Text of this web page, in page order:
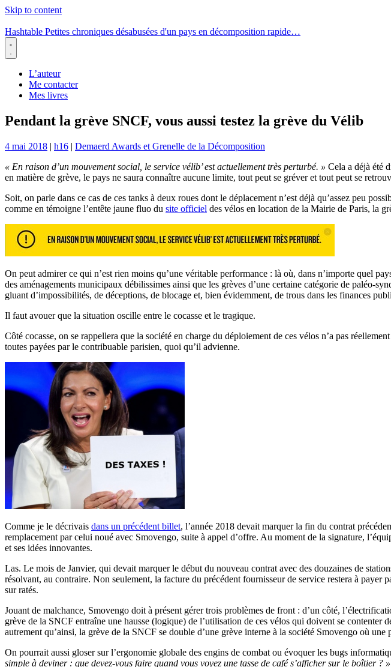
Skip to content
Hashtable Petites chroniques désabusées d'un pays en décomposition rapide…
Menu
L’auteur
Me contacter
Mes livres
Pendant la grève SNCF, vous aussi testez la grève du Vélib
4 mai 2018 | h16 | Demaerd Awards et Grenelle de la Décomposition
« En raison d’un mouvement social, le service vélib’ est actuellement très perturbé. » Cela a déjà été
en matière de grève, le pays ne saura connaître aucune limite, tout peut se gréver et tout peut se
Soit, on parle dans ce cas de ces tanks à deux roues dont le déplacement n’est déjà qu’assez peu
comme en témoigne l’entête jaune fluo du site officiel des vélos en location de la Mairie de Paris, la
On peut admirer ce qui n’est rien moins qu’une véritable performance : là où, dans n’importe quel
des aménagements municipaux débilissimes ainsi que les grèves d’une certaine catégorie de paléo-
gluant d’impossibilités, de déceptions, de blocage et, bien évidemment, de trous dans les finances
Il faut avouer que la situation oscille entre le cocasse et le tragique.
Côté cocasse, on se rappellera que la société en charge du déploiement de ces vélos n’a pas
toutes payées par le contribuable parisien, quoi qu’il advienne.
Comme je le décrivais dans un précédent billet, l’année 2018 devait marquer la fin du contrat
remplacement par celui noué avec Smovengo, suite à appel d’offre. Au moment de la signature,
et ses idées innovantes.
Las. Le mois de Janvier, qui devait marquer le début du nouveau contrat avec des douzaines de
résolvant, au contraire. Non seulement, la facture du précédent fournisseur de service restera à
sur ratés.
Jouant de malchance, Smovengo doit à présent gérer trois problèmes de front : d’un côté,
grève de la SNCF entraîne une hausse (logique) de l’utilisation de ces vélos qui doivent se
autrement qu’ainsi, la grève de la SNCF se double d’une grève interne à la société Smovengo où
On pourrait aussi gloser sur l’ergonomie globale des engins de combat ou évoquer les bugs
simple à deviner : que devez-vous faire quand vous voyez une tasse de café s’afficher sur le boîtier ? »